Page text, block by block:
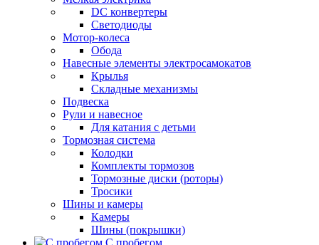
DC конвертеры
Светодиоды
Мотор-колеса
Обода
Навесные элементы электросамокатов
Крылья
Складные механизмы
Подвеска
Рули и навесное
Для катания с детьми
Тормозная система
Колодки
Комплекты тормозов
Тормозные диски (роторы)
Тросики
Шины и камеры
Камеры
Шины (покрышки)
С пробегом